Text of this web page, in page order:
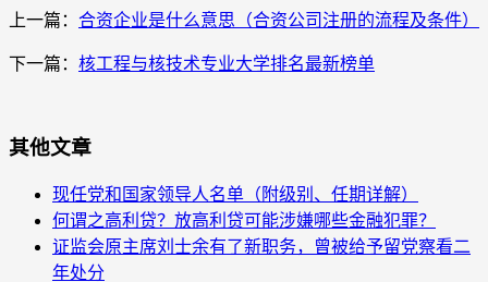
上一篇： 合资企业是什么意思（合资公司注册的流程及条件）
下一篇： 核工程与核技术专业大学排名最新榜单
其他文章
现任党和国家领导人名单（附级别、任期详解）
何谓之高利贷？放高利贷可能涉嫌哪些金融犯罪？
证监会原主席刘士余有了新职务，曾被给予留党察看二
年处分